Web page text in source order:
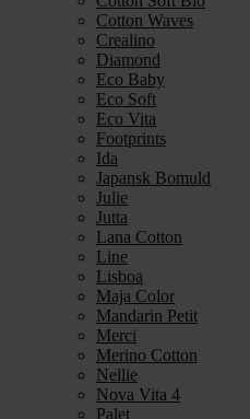
Cotton Waves
Crealino
Diamond
Eco Baby
Eco Soft
Eco Vita
Footprints
Ida
Japansk Bomuld
Julie
Jutta
Lana Cotton
Line
Lisboa
Maja Color
Mandarin Petit
Merci
Merino Cotton
Nellie
Nova Vita 4
Palet